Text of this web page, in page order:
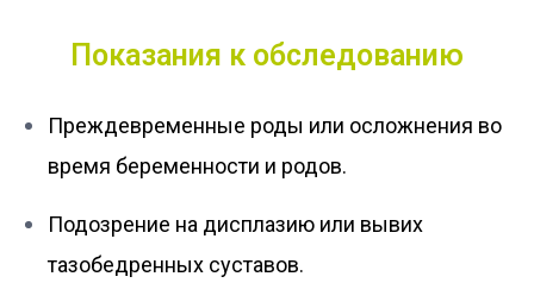
Показания к обследованию
Преждевременные роды или осложнения во
время беременности и родов.
Подозрение на дисплазию или вывих
тазобедренных суставов.